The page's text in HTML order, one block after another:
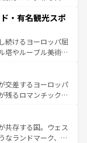
い旅をしてみよう！
ラメンコ、熱気あふ
の一部となってい
気や、バルセロナの
代ローマ遺跡や中世
スペインはその個
する。 なお、新着のスペイン情報は コ
・有名観光スポ
続けるヨーロッパ屈
塔やルーブル美術館
宮殿、歴史的な大
然が、訪れる者を心
の国としても知ら
、プロヴァンスの
しみ方が可能だ。さ
ており、どの街角に
交差するヨーロッパ
残るロマンチック街
ることがない。ベ
アルプスの絶景、そ
風景は必見。ビール
共存する国。ウェス
なランドマーク、歴